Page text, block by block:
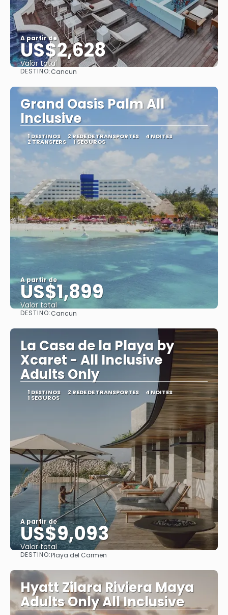
A partir de
US$2,628
Valor total
DESTINO:Cancun
Grand Oasis Palm All
Inclusive
1 DESTINOS 2 REDE DE TRANSPORTES 4 NOITES
2 TRANSFERS 1 SEGUROS
A partir de
US$1,899
Valor total
DESTINO:Cancun
La Casa de la Playa by
Xcaret - All Inclusive
Adults Only
1 DESTINOS 2 REDE DE TRANSPORTES 4 NOITES
1 SEGUROS
A partir de
US$9,093
Valor total
Saiba mais
DESTINO:Playa del Carmen
Hyatt Zilara Riviera Maya
Adults Only All Inclusive